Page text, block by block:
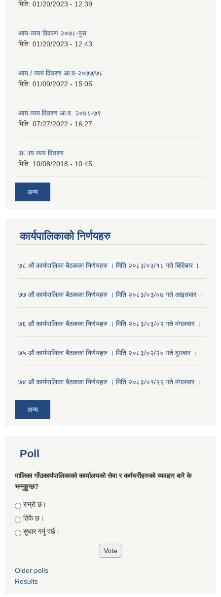
मिति: 01/20/2023 - 12:39
आय-व्यय विवरण २०७८-पुस
मिति: 01/20/2023 - 12:43
आय / व्यय विवरण आ.व-२०७७/७८
मिति: 01/09/2022 - 15:05
आय व्यय विवरण आ.व. २०७८-७९
मिति: 07/27/2022 - 16:27
अाय व्यय विवरण
मिति: 10/08/2018 - 10:45
अन्य
कार्यपालिकाको निर्णयहरु
७८ औं कार्यपालिका बैठकका निर्णयहरु । मिति २०८३/०३/१८ गते बिहिबार ।
७७ औं कार्यपालिका बैठकका निर्णयहरु । मिति २०८३/०३/०७ गते आइतबार ।
७६ औं कार्यपालिका बैठकका निर्णयहरु । मिति २०८३/०३/०२ गते मंगलबार ।
७५ औं कार्यपालिका बैठकका निर्णयहरु । मिति २०८३/०२/२० गते बुधबार ।
७४ औं कार्यपालिका बैठकका निर्णयहरु । मिति २०८३/०१/२२ गते मंगलबार ।
अन्य
Poll
मालिका गाँउकार्यपालिकाको कार्यालयको सेवा र कर्मचरीहरुको व्यवहार बारे के
भन्नुहुन्छ?
Choices
राम्रो छ।
ठिकै छ।
सुधार गर्नु पर्छ।
Older polls
Results